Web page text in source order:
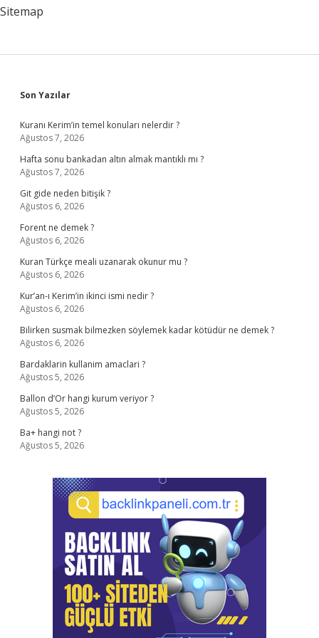
Sitemap
Sidebar
Son Yazılar
Kuranı Kerim’in temel konuları nelerdir ?
Ağustos 7, 2026
Hafta sonu bankadan altın almak mantıklı mı ?
Ağustos 7, 2026
Git gide neden bitişik ?
Ağustos 6, 2026
Forent ne demek ?
Ağustos 6, 2026
Kuran Türkçe meali uzanarak okunur mu ?
Ağustos 6, 2026
Kur’an-ı Kerim’in ikinci ismi nedir ?
Ağustos 6, 2026
Bilirken susmak bilmezken söylemek kadar kötüdür ne demek ?
Ağustos 6, 2026
Bardaklarin kullanim amaclari ?
Ağustos 5, 2026
Ballon d’Or hangi kurum veriyor ?
Ağustos 5, 2026
Ba+ hangi not ?
Ağustos 5, 2026